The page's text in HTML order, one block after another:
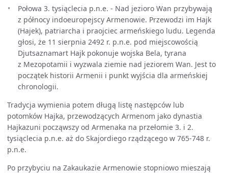
Połowa 3. tysiąclecia p.n.e. - Nad jezioro Wan przybywają
z północy indoeuropejscy Armenowie. Przewodzi im Hajk
(Hajek), patriarcha i praojciec armeńskiego ludu. Legenda
głosi, że 11 sierpnia 2492 r. p.n.e. pod miejscowością
Djutsaznamart Hajk pokonuje wojska Bela, tyrana
z Mezopotamii i wyzwala ziemie nad jeziorem Wan. Jest to
początek historii Armenii i punkt wyjścia dla armeńskiej
chronologii.
Tradycja wymienia potem długą listę następców lub
potomków Hajka, przewodzących Armenom jako dynastia
Hajkazuni począwszy od Armenaka na przełomie 3. i 2.
tysiąclecia p.n.e. aż do Skajordiego rządzącego w 765-748 r.
p.n.e.
Po przybyciu na Zakaukazie Armenowie stopniowo mieszają